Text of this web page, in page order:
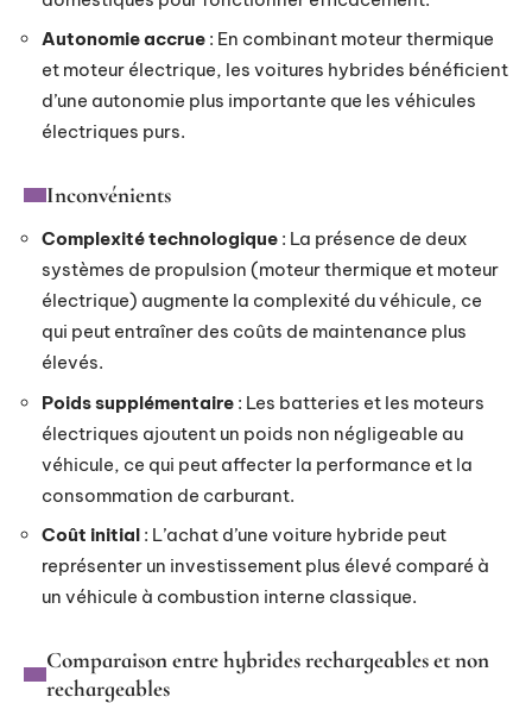
Autonomie accrue : En combinant moteur thermique
et moteur électrique, les voitures hybrides bénéficient
d’une autonomie plus importante que les véhicules
électriques purs.
Inconvénients
Complexité technologique : La présence de deux
systèmes de propulsion (moteur thermique et moteur
électrique) augmente la complexité du véhicule, ce
qui peut entraîner des coûts de maintenance plus
élevés.
Poids supplémentaire : Les batteries et les moteurs
électriques ajoutent un poids non négligeable au
véhicule, ce qui peut affecter la performance et la
consommation de carburant.
Coût initial : L’achat d’une voiture hybride peut
représenter un investissement plus élevé comparé à
un véhicule à combustion interne classique.
Comparaison entre hybrides rechargeables et non
rechargeables